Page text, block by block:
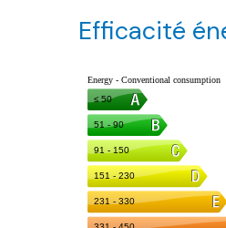
Efficacité